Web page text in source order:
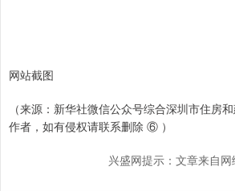
网站截图
（来源：新华社微信公众号综合深圳市住房
作者，如有侵权请联系删除 ⑥ ）
兴盛网提示：文章来自网